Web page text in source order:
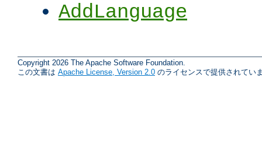
AddLanguage
Copyright 2026 The Apache Software Foundation.
この文書は Apache License, Version 2.0 のライセンスで提供されてい